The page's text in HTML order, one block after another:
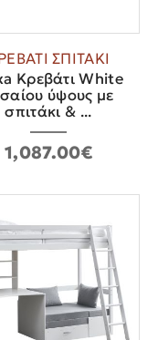
ΣΠΙΤΑΚΙ
Κρεβάτι White
ύψους με
σπιτάκι & ...
1,087.00€